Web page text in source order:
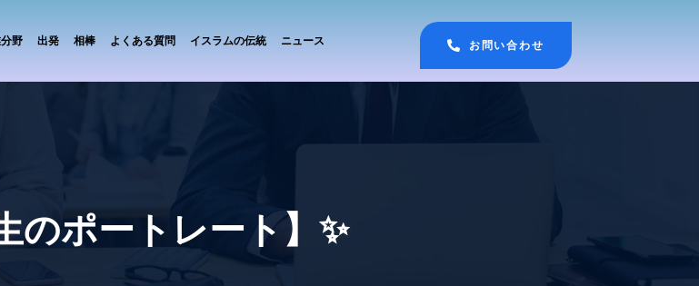
野 出発 相棒 よくある質問 イスラムの伝統 ニュース お問い合わせ
のポートレート】✨